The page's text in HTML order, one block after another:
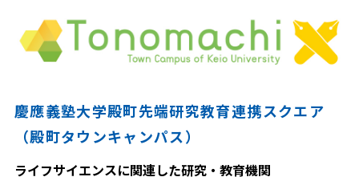
慶應義塾大学殿町先端研究教育連携スクエア
（殿町タウンキャンパス）
ライフサイエンスに関連した研究・教育機関